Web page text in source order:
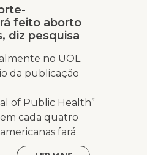
feito aborto
diz pesquisa
no UOL
da publicação
of Public Health”
cada quatro
fará